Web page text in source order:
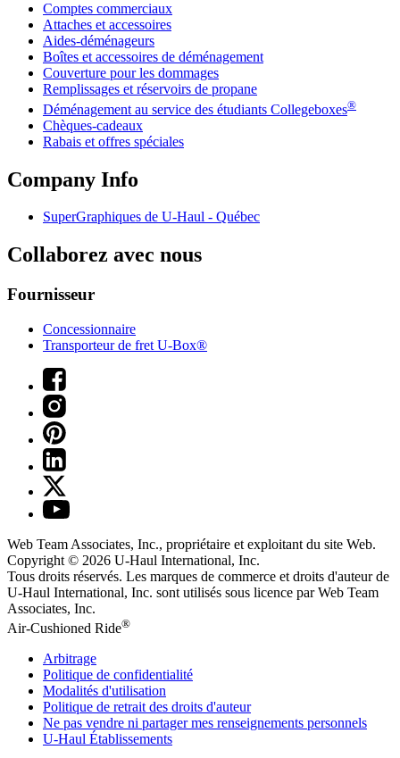
Comptes commerciaux
Attaches et accessoires
Aides-déménageurs
Boîtes et accessoires de déménagement
Couverture pour les dommages
Remplissages et réservoirs de propane
Déménagement au service des étudiants Collegeboxes®
Chèques-cadeaux
Rabais et offres spéciales
Company Info
SuperGraphiques de U-Haul - Québec
Collaborez avec nous
Fournisseur
Concessionnaire
Transporteur de fret U-Box®
Web Team Associates, Inc., propriétaire et exploitant du site Web.
Copyright © 2026 U-Haul International, Inc.
Tous droits réservés. Les marques de commerce et droits d'auteur de
U-Haul International, Inc. sont utilisés sous licence par Web Team
Associates, Inc.
Air-Cushioned Ride®
Arbitrage
Politique de confidentialité
Modalités d'utilisation
Politique de retrait des droits d'auteur
Ne pas vendre ni partager mes renseignements personnels
U-Haul Établissements